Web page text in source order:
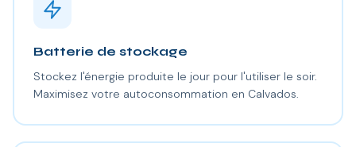
Batterie de stockage
Stockez l'énergie produite le jour pour l'utiliser le soir.
Maximisez votre autoconsommation en Calvados.